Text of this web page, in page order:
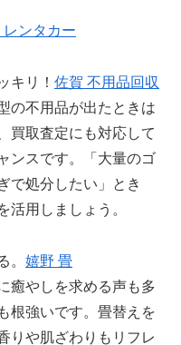
ンタカー
キリ！ 佐賀 不用品回収
の不用品が出たときは
買取査定にも対応して
ンスです。「大量のゴ
で処分したい」とき
活用しましょう。
。 嬉野 畳
癒やしを求める声も多
根強いです。畳替えを
りや肌ざわりもリフレ